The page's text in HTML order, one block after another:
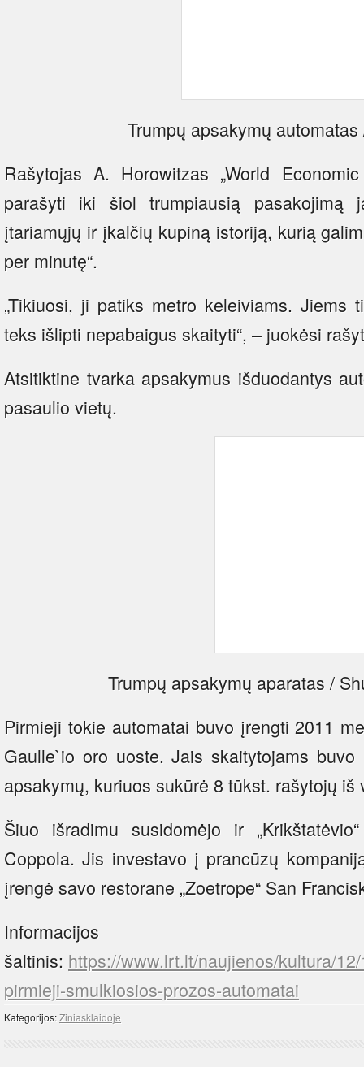
Trumpų apsakymų
Rašytojas A. Horowitzas „World
parašyti iki šiol trumpiausią pasakojimą
įtariamųjų ir įkalčių kupiną istoriją, kurią
per minutę“.
„Tikiuosi, ji patiks metro keleiviams. Jiems
teks išlipti nepabaigus skaityti“, – juokėsi
Atsitiktine tvarka apsakymus išduodantys
pasaulio vietų.
Trumpų apsakymų aparatas /
Pirmieji tokie automatai buvo įrengti 2011
Gaulle`io oro uoste. Jais skaitytojams
apsakymų, kuriuos sukūrė 8 tūkst. rašytojų iš
Šiuo išradimu susidomėjo ir
Coppola. Jis investavo į prancūzų
įrengė savo restorane „Zoetrope“ San
Informacijos
šaltinis: https://www.lrt.lt/naujienos/kultura/
pirmieji-smulkiosios-prozos-automatai
Kategorijos:Žiniasklaidoje